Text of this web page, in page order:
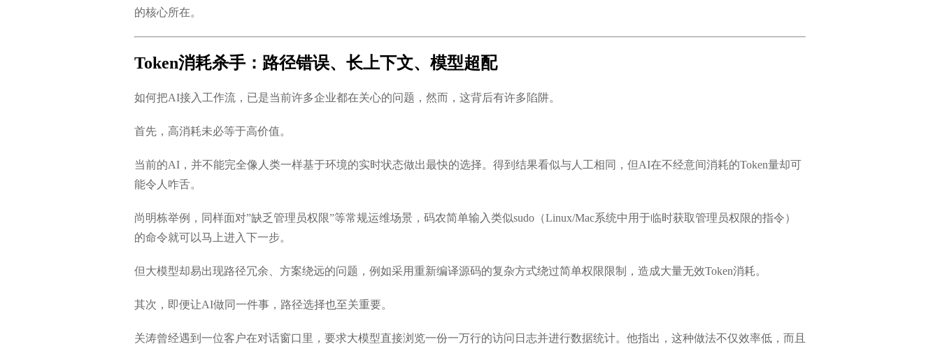
的核心所在。
Token消耗杀手：路径错误、长上下文、模型超配
如何把AI接入工作流，已是当前许多企业都在关心的问题，然而，这背后有许多陷阱。
首先，高消耗未必等于高价值。
当前的AI，并不能完全像人类一样基于环境的实时状态做出最快的选择。得到结果看似与人工相同，但AI在不经意间消耗的Token量却可
能令人咋舌。
尚明栋举例，同样面对”缺乏管理员权限”等常规运维场景，码农简单输入类似sudo（Linux/Mac系统中用于临时获取管理员权限的指令）
的命令就可以马上进入下一步。
但大模型却易出现路径冗余、方案绕远的问题，例如采用重新编译源码的复杂方式绕过简单权限限制，造成大量无效Token消耗。
其次，即便让AI做同一件事，路径选择也至关重要。
关涛曾经遇到一位客户在对话窗口里，要求大模型直接浏览一份一万行的访问日志并进行数据统计。他指出，这种做法不仅效率低，而且